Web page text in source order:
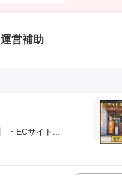
営補助
・ECサイト...